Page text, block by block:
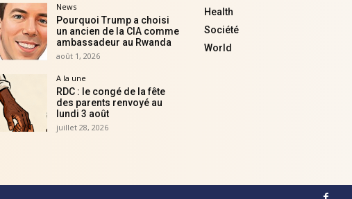
News
Pourquoi Trump a choisi
un ancien de la CIA comme
ambassadeur au Rwanda
août 1, 2026
A la une
RDC : le congé de la fête
des parents renvoyé au
lundi 3 août
juillet 28, 2026
Health
Société
World